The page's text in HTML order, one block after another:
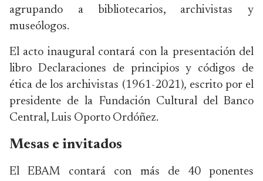
agrupando a bibliotecarios, archivistas y
museólogos.
El acto inaugural contará con la presentación del
libro Declaraciones de principios y códigos de
ética de los archivistas (1961-2021), escrito por el
presidente de la Fundación Cultural del Banco
Central, Luis Oporto Ordóñez.
Mesas e invitados
El EBAM contará con más de 40 ponentes